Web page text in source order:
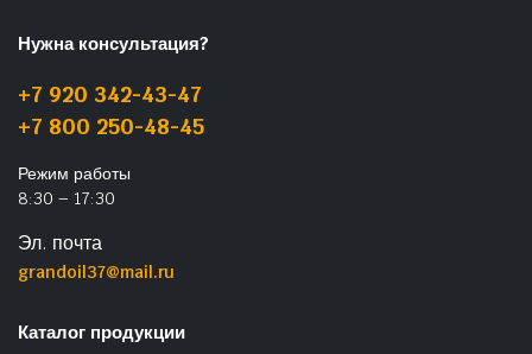
Нужна консультация?
+7 920 342-43-47
+7 800 250-48-45
Режим работы
8:30 – 17:30
Эл. почта
grandoil37@mail.ru
Каталог продукции